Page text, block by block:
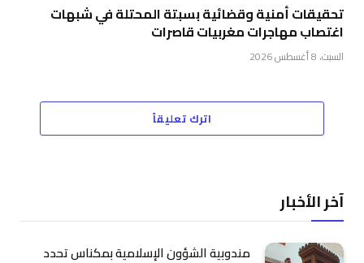
تحقيقات أمنية وقضائية بسبتة المحتلة في شبهات
اغتصاب مهاجرات مغربيات قاصرات
السبت، 8 أغسطس 2026
اترك تعليقاً
آخر الأخبار
مندوبية الشؤون الإسلامية بمكناس تحدد